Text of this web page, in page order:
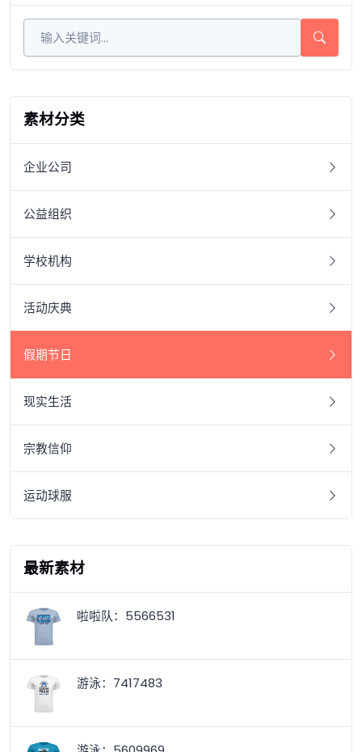
素材分类
企业公司
公益组织
学校机构
活动庆典
假期节日
现实生活
宗教信仰
运动球服
最新素材
啦啦队：5566531
游泳：7417483